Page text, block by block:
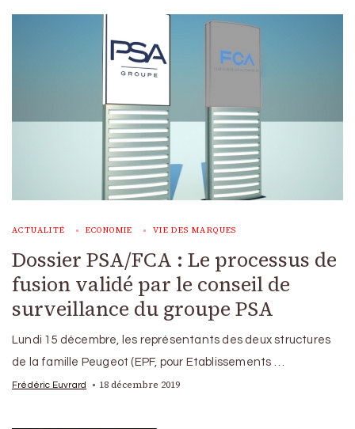
ACTUALITÉ ECONOMIE VIE DES MARQUES
Dossier PSA/FCA : Le processus de
fusion validé par le conseil de
surveillance du groupe PSA
Lundi 15 décembre, les représentants des deux structures
de la famille Peugeot (EPF, pour Etablissements …
Frédéric Euvrard 18 décembre 2019